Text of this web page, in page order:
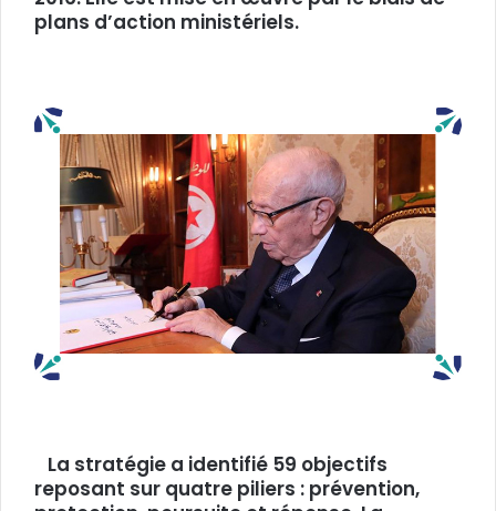
plans d’action ministériels.
La stratégie a identifié 59 objectifs
reposant sur quatre piliers : prévention,